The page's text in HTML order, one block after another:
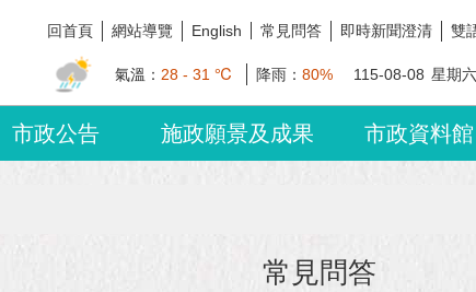
回首頁 網站導覽 English 常見問答 即時新聞澄清 雙
氣溫： 28 - 31 ℃ 降雨： 80% 115-08-08 星期六
市政公告 施政願景及成果 市政資料館
常見問答